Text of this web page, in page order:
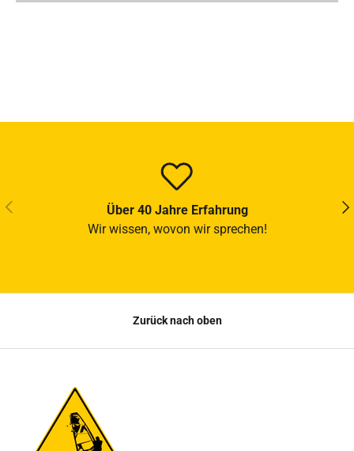
VORHERIGE
Über 40 Jahre Erfahrung
Wir wissen, wovon wir sprechen!
Zurück nach oben